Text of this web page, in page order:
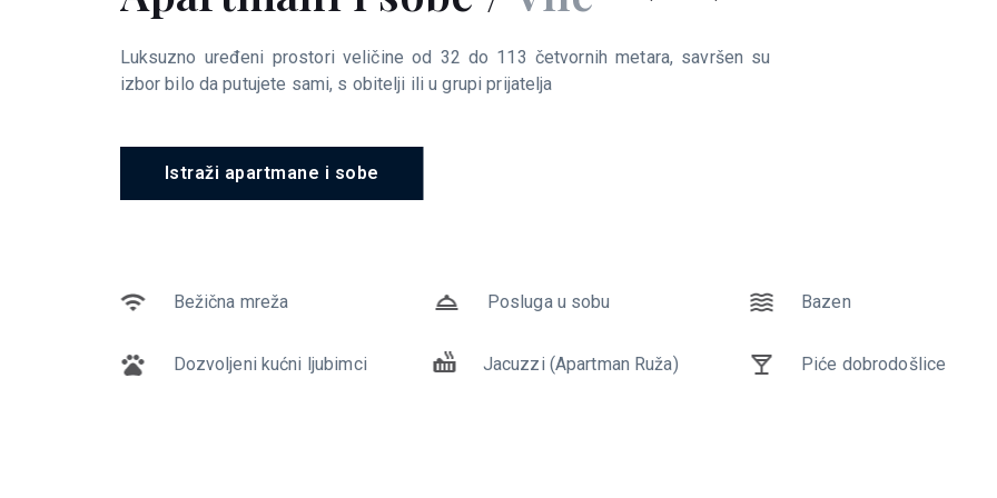
Luksuzno uređeni prostori veličine od 32 do 113 četvornih metara, savršen su
izbor bilo da putujete sami, s obitelji ili u grupi prijatelja
Istraži apartmane i sobe
Bežična mreža
Dozvoljeni kućni ljubimci
Posluga u sobu
Jacuzzi (Apartman Ruža)
Bazen
Piće dobrodošlice
Iz naše nove ponude izvrsno dizajniranih i luksuznih rezidencija odaberite svoju
kuću za odmor s privatnim bazenom.
Istraži vile
Bežična mreža
Jacuzzi
Privatna garaža
Piće dobrodošlice
Bazen
Aparat za kavu